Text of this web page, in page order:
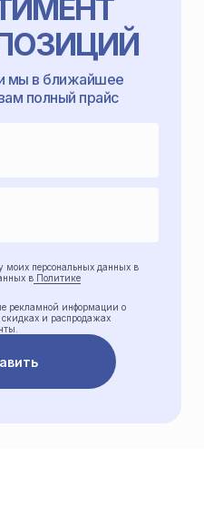
мы в ближайшее
полный прайс
моих персональных данных в
в Политике
рекламной информации о
скидках и распродажах